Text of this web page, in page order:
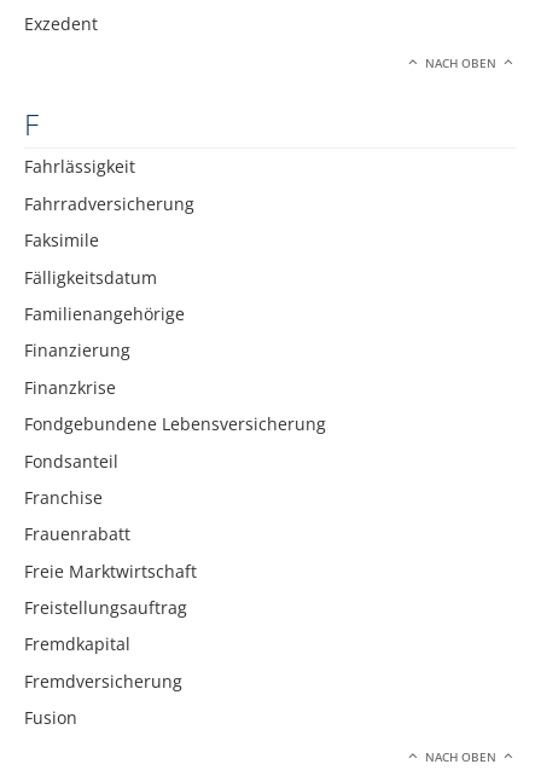
Exzedent
NACH OBEN
F
Fahrlässigkeit
Fahrradversicherung
Faksimile
Fälligkeitsdatum
Familienangehörige
Finanzierung
Finanzkrise
Fondgebundene Lebensversicherung
Fondsanteil
Franchise
Frauenrabatt
Freie Marktwirtschaft
Freistellungsauftrag
Fremdkapital
Fremdversicherung
Fusion
NACH OBEN